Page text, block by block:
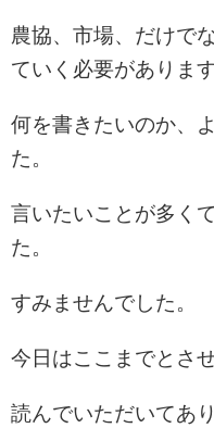
農協、市場、だけで
ていく必要があります
何を書きたいのか、
た。
言いたいことが多く
た。
すみませんでした。
今日はここまでとさ
読んでいただいてあ